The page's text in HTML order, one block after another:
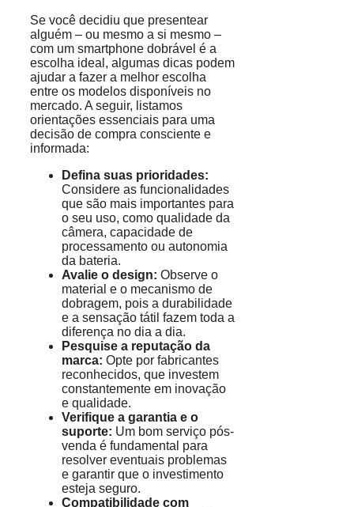
Se você decidiu que presentear
alguém – ou mesmo a si mesmo –
com um smartphone dobrável é a
escolha ideal, algumas dicas podem
ajudar a fazer a melhor escolha
entre os modelos disponíveis no
mercado. A seguir, listamos
orientações essenciais para uma
decisão de compra consciente e
informada:
Defina suas prioridades:
Considere as funcionalidades
que são mais importantes para
o seu uso, como qualidade da
câmera, capacidade de
processamento ou autonomia
da bateria.
Avalie o design: Observe o
material e o mecanismo de
dobragem, pois a durabilidade
e a sensação tátil fazem toda a
diferença no dia a dia.
Pesquise a reputação da
marca: Opte por fabricantes
reconhecidos, que investem
constantemente em inovação
e qualidade.
Verifique a garantia e o
suporte: Um bom serviço pós-
venda é fundamental para
resolver eventuais problemas
e garantir que o investimento
esteja seguro.
Compatibilidade com